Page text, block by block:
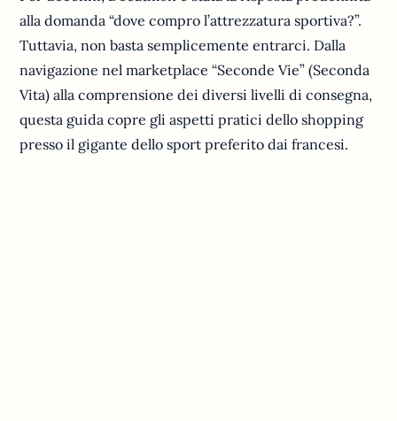
alla domanda “dove compro l’attrezzatura sportiva?”.
Tuttavia, non basta semplicemente entrarci. Dalla
navigazione nel marketplace “Seconde Vie” (Seconda
Vita) alla comprensione dei diversi livelli di consegna,
questa guida copre gli aspetti pratici dello shopping
presso il gigante dello sport preferito dai francesi.